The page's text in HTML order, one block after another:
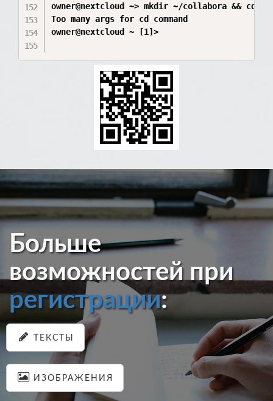
owner@nextcloud ~> mkdir ~/collabora && cd
Too many args for cd command
owner@nextcloud ~ [1]>
Больше
возможностей при
регистрации:
ТЕКСТЫ
ИЗОБРАЖЕНИЯ